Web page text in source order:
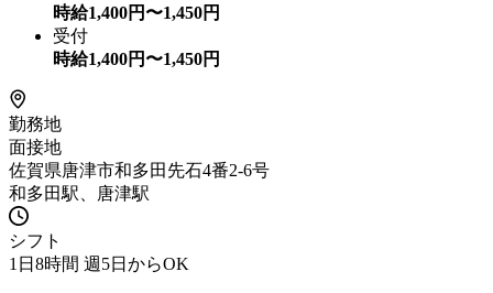
時給1,400円〜1,450円
受付
時給1,400円〜1,450円
勤務地
面接地
佐賀県唐津市和多田先石4番2-6号
和多田駅、唐津駅
シフト
1日8時間 週5日からOK